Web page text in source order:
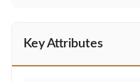
Key Attributes